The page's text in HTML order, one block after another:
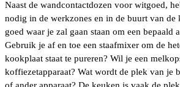
Naast de wandcontactdozen voor witgoed,
nodig in de werkzones en in de buurt van de
goed waar je zal gaan staan om een bepaald
Gebruik je af en toe een staafmixer om de
kookplaat staat te pureren? Wil je een
koffiezetapparaat? Wat wordt de plek van je